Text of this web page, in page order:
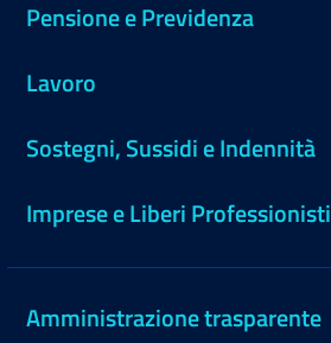
Pensione e Previdenza
Lavoro
Sostegni, Sussidi e Indennità
Imprese e Liberi Professionisti
Amministrazione trasparente